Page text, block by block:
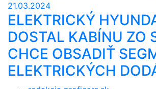
21.03.2024
ELEKTRICKÝ
DOSTAL KABÍNU ZO
CHCE OBSADIŤ
ELEKTRICKÝCH